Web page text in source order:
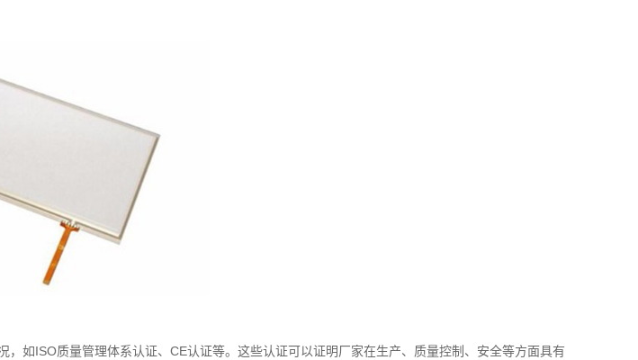
如ISO质量管理体系认证、CE认证等。这些认证可以证明厂家在生产、质量控制、安全等方面具有